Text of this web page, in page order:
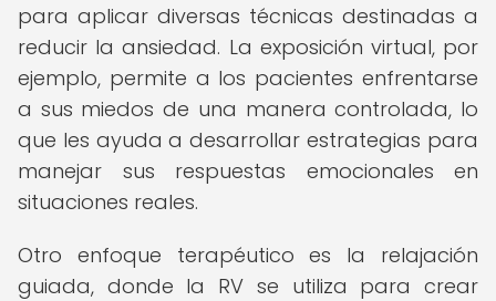
para aplicar diversas técnicas destinadas a
reducir la ansiedad. La exposición virtual, por
ejemplo, permite a los pacientes enfrentarse
a sus miedos de una manera controlada, lo
que les ayuda a desarrollar estrategias para
manejar sus respuestas emocionales en
situaciones reales.
Otro enfoque terapéutico es la relajación
guiada, donde la RV se utiliza para crear